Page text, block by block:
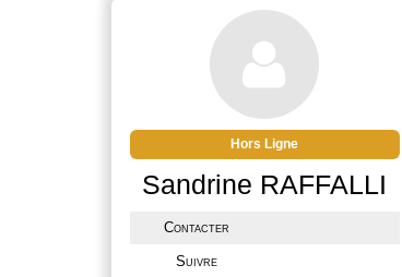
Hors Ligne
Sandrine RAFFALLI
Contacter
Suivre